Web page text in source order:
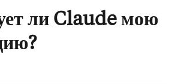
ли Claude мою